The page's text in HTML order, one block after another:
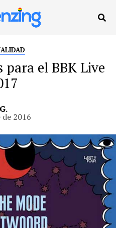
para el BBK Live
2016